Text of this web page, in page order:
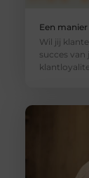
Een
Wil jij
succes